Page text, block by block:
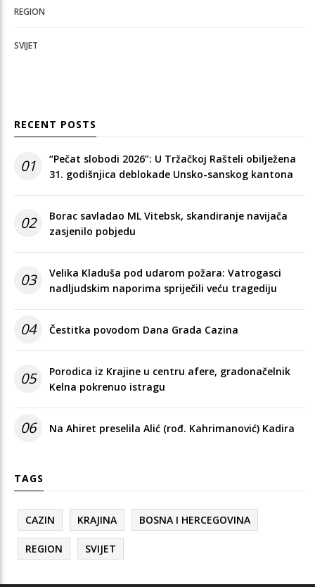
REGION
SVIJET
RECENT POSTS
01
“Pečat slobodi 2026”: U Tržačkoj Rašteli obilježena
31. godišnjica deblokade Unsko-sanskog kantona
02
Borac savladao ML Vitebsk, skandiranje navijača
zasjenilo pobjedu
03
Velika Kladuša pod udarom požara: Vatrogasci
nadljudskim naporima spriječili veću tragediju
04 Čestitka povodom Dana Grada Cazina
05
Porodica iz Krajine u centru afere, gradonačelnik
Kelna pokrenuo istragu
06 Na Ahiret preselila Alić (rođ. Kahrimanović) Kadira
TAGS
CAZIN KRAJINA BOSNA I HERCEGOVINA
REGION SVIJET